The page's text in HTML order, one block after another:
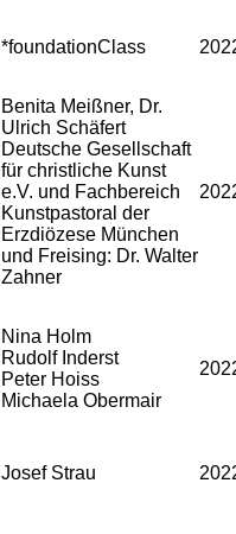
*foundationClass
Benita Meißner, Dr.
Ulrich Schäfert
Deutsche Gesellschaft
für christliche Kunst
e.V. und Fachbereich
Kunstpastoral der
Erzdiözese München
und Freising: Dr. Walter
Zahner
Nina Holm
Rudolf Inderst
Peter Hoiss
Michaela Obermair
Josef Strau